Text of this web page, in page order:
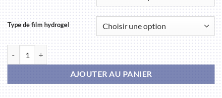
Type de film hydrogel
quantité de MOTOROLA ThinkPhone 25
AJOUTER AU PANIER